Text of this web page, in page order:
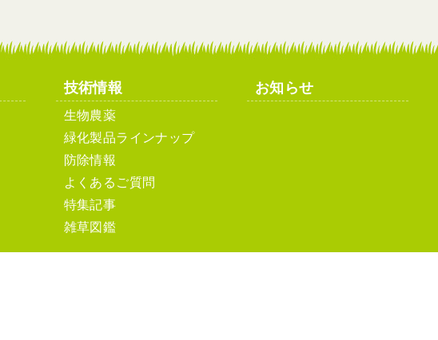
技術情報
生物農薬
緑化製品ラインナップ
防除情報
よくあるご質問
特集記事
雑草図鑑
お知らせ